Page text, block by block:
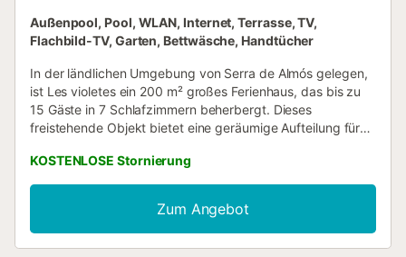
Außenpool, Pool, WLAN, Internet, Terrasse, TV,
Flachbild-TV, Garten, Bettwäsche, Handtücher
In der ländlichen Umgebung von Serra de Almós gelegen,
ist Les violetes ein 200 m² großes Ferienhaus, das bis zu
15 Gäste in 7 Schlafzimmern beherbergt. Dieses
freistehende Objekt bietet eine geräumige Aufteilung für
Wohnbereich und verfügt über Schlafgelegenheiten mit
einer Kombination aus Doppel- und Einzelbetten. Der
Innenbereich ist mit einer Küche und einer Kochnische
ausgestattet, die über ein Kochfeld, eine Mikrowelle, einen
Toaster, eine Kaffeemaschine und einen Esstisch verfügen,
KOSTENLOSE Stornierung
Zum Angebot